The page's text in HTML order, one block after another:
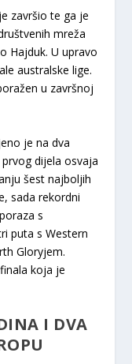
završio te ga je
mreža
Hajduk. U upravo
australske lige.
u završnoj
je na dva
dijela osvaja
šest najboljih
sada rekordni
s
puta s Western
Gloryjem.
koja je
I DVA